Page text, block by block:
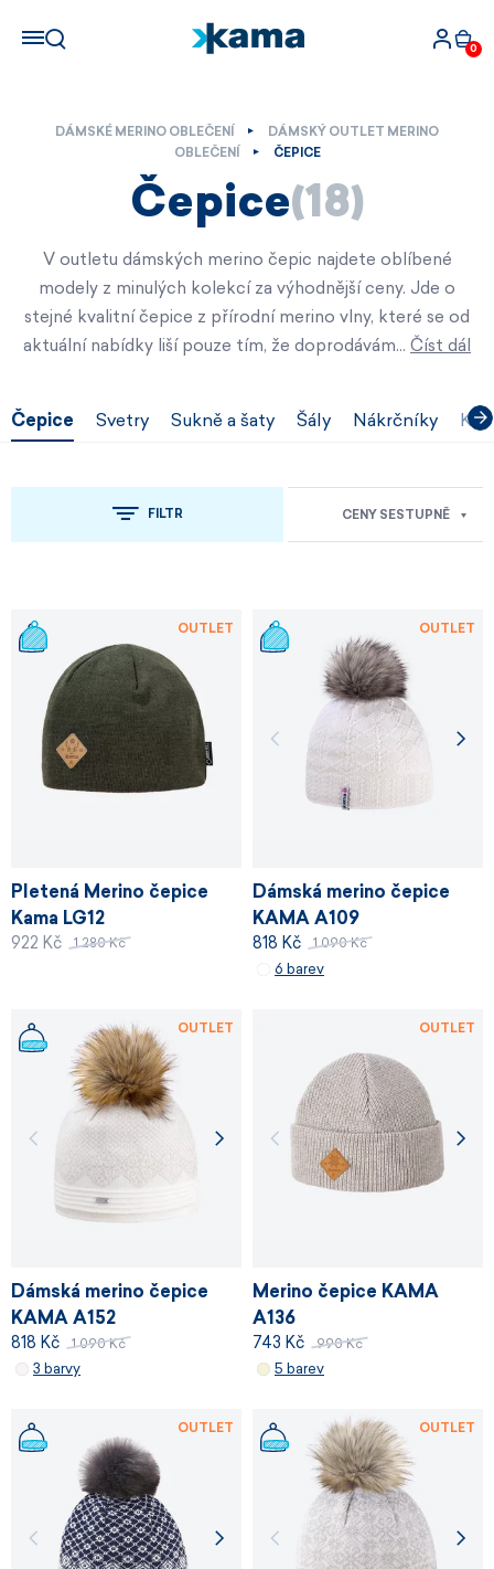
0
DÁMSKÉ MERINO OBLEČENÍ
DÁMSKÝ OUTLET MERINO
OBLEČENÍ
ČEPICE
Čepice(18)
V outletu dámských merino čepic najdete oblíbené
modely z minulých kolekcí za výhodnější ceny. Jde o
stejné kvalitní čepice z přírodní merino vlny, které se od
aktuální nabídky liší pouze tím, že doprodávám… Číst dál
Čepice Svetry Sukně a šaty Šály Nákrčníky
FILTR CENY SESTUPNĚ
Pletená Merino čepice
Kama LG12
922 Kč 1 280 Kč
OUTLET
Dámská merino čepice
KAMA A109
818 Kč 1 090 Kč
6 barev
OUTLET
Dámská merino čepice
KAMA A152
818 Kč 1 090 Kč
3 barvy
OUTLET
Merino čepice KAMA
A136
743 Kč 990 Kč
5 barev
OUTLET
OUTLET OUTLET